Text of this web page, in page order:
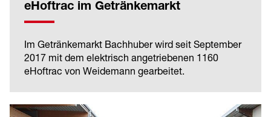
eHoftrac im Getränkemarkt
Im Getränkemarkt Bachhuber wird seit September
2017 mit dem elektrisch angetriebenen 1160
eHoftrac von Weidemann gearbeitet.